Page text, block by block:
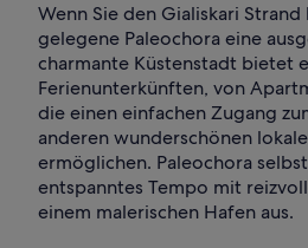
Wenn Sie den Gialiskari
gelegene Paleochora eine
charmante Küstenstadt bietet
Ferienunterkünften, von
die einen einfachen Zugang
anderen wunderschönen
ermöglichen. Paleochora
entspanntes Tempo mit
einem malerischen Hafen aus.